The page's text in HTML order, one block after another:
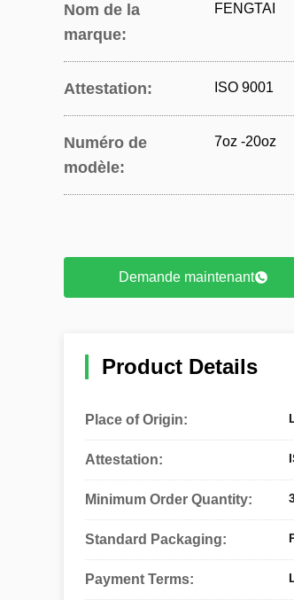
Nom de la
marque:
FENGTAI
Attestation: ISO 9001
Numéro de
modèle:
7oz -20oz
Demande maintenant
Product Details
Place of Origin:
Attestation:
Minimum Order Quantity:
Standard Packaging:
Payment Terms: